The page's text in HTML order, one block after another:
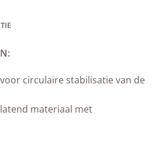
circulaire stabilisatie van de
materiaal met